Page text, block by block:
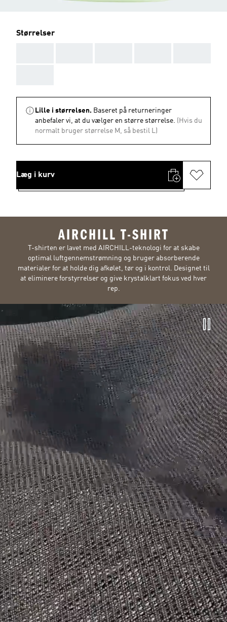
Størrelser
Lille i størrelsen. Baseret på returneringer
anbefaler vi, at du vælger en større størrelse. (Hvis du
normalt bruger størrelse M, så bestil L)
Læg i kurv
AIRCHILL T-SHIRT
T-shirten er lavet med AIRCHILL-teknologi for at skabe
optimal luftgennemstrømning og bruger absorberende
materialer for at holde dig afkølet, tør og i kontrol. Designet til
at eliminere forstyrrelser og give krystalklart fokus ved hver
rep.